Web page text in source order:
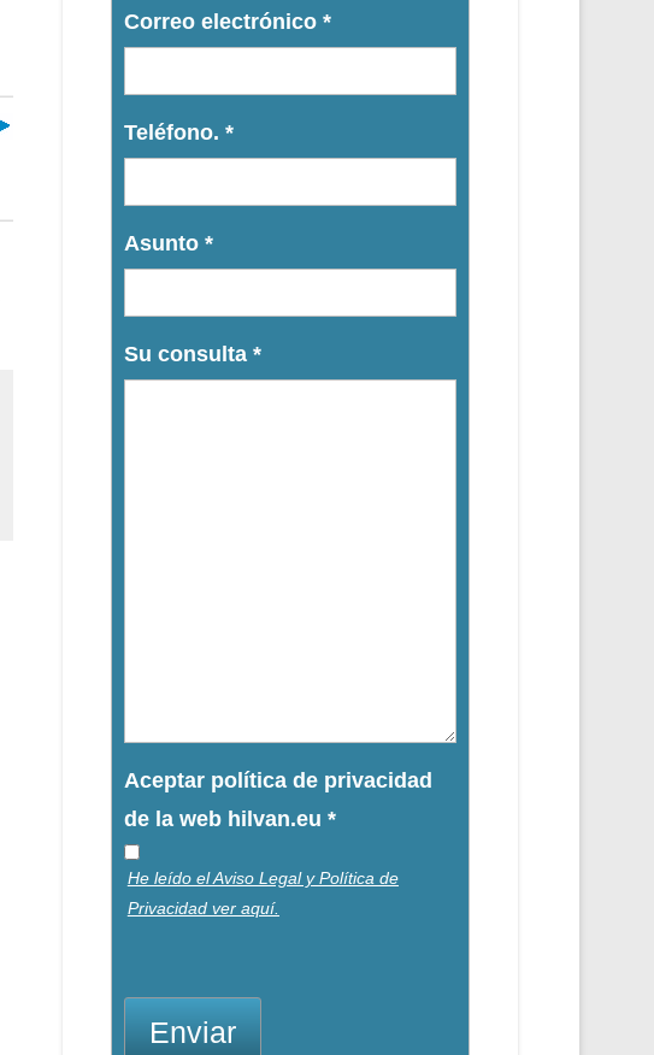
Correo electrónico *
Teléfono. *
Asunto *
Su consulta *
Aceptar política de privacidad
de la web hilvan.eu *
He leído el Aviso Legal y Política de
Privacidad ver aquí.
Enviar